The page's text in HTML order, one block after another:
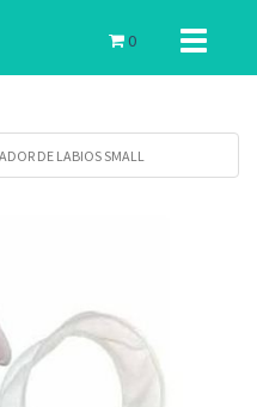
Toggle
0
DE LABIOS SMALL